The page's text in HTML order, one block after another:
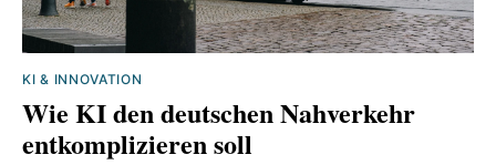
KI & INNOVATION
Wie KI den deutschen Nahverkehr
entkomplizieren soll